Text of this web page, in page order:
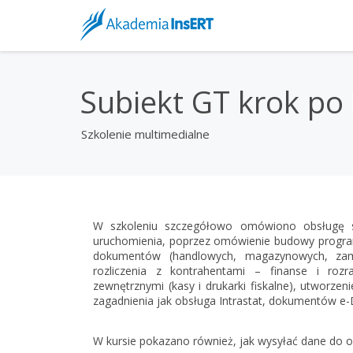
Subiekt GT krok
Szkolenie multimedialne
W szkoleniu szczegółowo omówiono
uruchomienia, poprzez omówienie budowy
dokumentów (handlowych, magazynowych,
rozliczenia z kontrahentami – finanse i
zewnętrznymi (kasy i drukarki fiskalne),
zagadnienia jak obsługa Intrastat, dokumentów
W kursie pokazano również, jak wysyłać dane do